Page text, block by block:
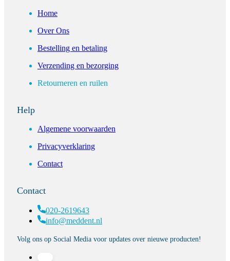
Home
Over Ons
Bestelling en betaling
Verzending en bezorging
Retourneren en ruilen
Help
Algemene voorwaarden
Privacyverklaring
Contact
Contact
020-2619643
info@meddent.nl
Volg ons op Social Media voor updates over nieuwe producten!